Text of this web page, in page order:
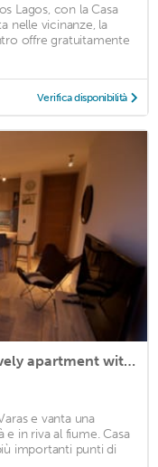
Lagos, con la Casa
nelle vicinanze, la
offre gratuitamente
Verifica disponibilità
Best location in Puerto Varas! Lovely apartment with 2 baths for up to 4 guests.
e vanta una
in riva al fiume. Casa
importanti punti di